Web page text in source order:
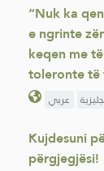
“Nuk ka
e ngrinte
keqen me
toleronte
عربي
Kujdesuni
përgjegjësi!